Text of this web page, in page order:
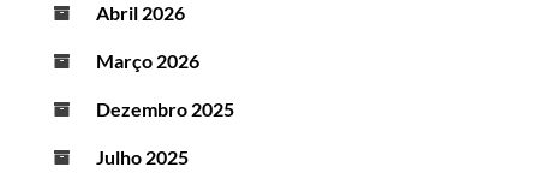
Abril 2026
Março 2026
Dezembro 2025
Julho 2025